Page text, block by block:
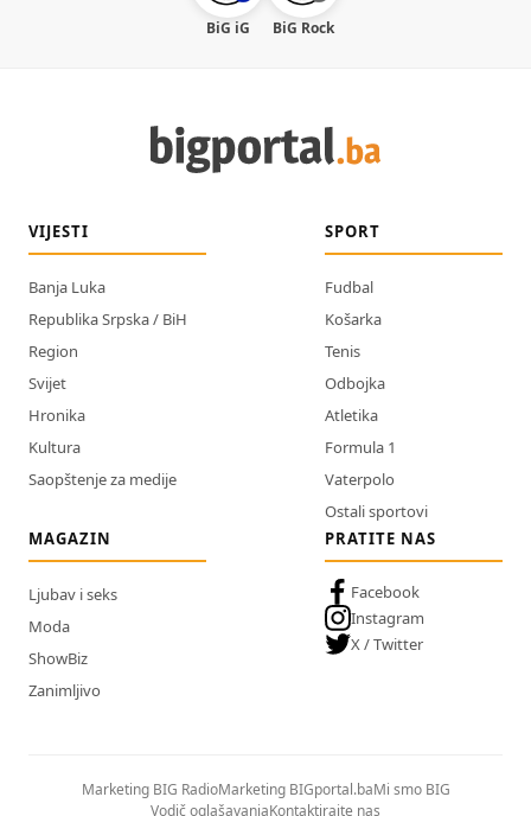
BiG iG BiG Rock
VIJESTI
Banja Luka
Republika Srpska / BiH
Region
Svijet
Hronika
Kultura
Saopštenje za medije
SPORT
Fudbal
Košarka
Tenis
Odbojka
Atletika
Formula 1
Vaterpolo
Ostali sportovi
MAGAZIN
Ljubav i seks
Moda
ShowBiz
Zanimljivo
PRATITE NAS
Facebook
Instagram
X / Twitter
Marketing BIG RadioMarketing BIGportal.baMi smo BIG
Vodič oglašavanjaKontaktirajte nas